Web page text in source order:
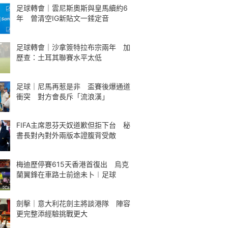
足球轉會｜雲尼斯奧斯與皇馬續約6
年 曾清空IG新貼文一錘定音
足球轉會｜沙拿簽特拉布宗兩年 加
歷查：土耳其聯賽水平太低
足球｜尼馬再惹是非 盃賽後爆通道
衝突 對方會長斥「流浪漢」
FIFA主席恩芬天奴道歉但拒下台 秘
書長對內對外兩版本證腹背受敵
梅迪歷停賽615天香港首復出 烏克
蘭翼鋒在車路士前途未卜︱足球
劍擊｜意大利花劍主將談港隊 陣容
更完整添經驗挑戰更大